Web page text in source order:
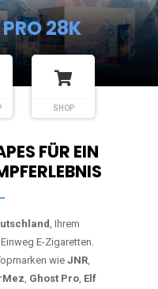
MAX
SHOP
FÜR EIN
, Ihrem
E-Zigaretten.
wie JNR,
, Ghost Pro, Elf